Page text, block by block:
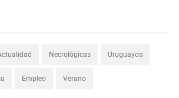
Necrológicas Uruguayos
Empleo Verano